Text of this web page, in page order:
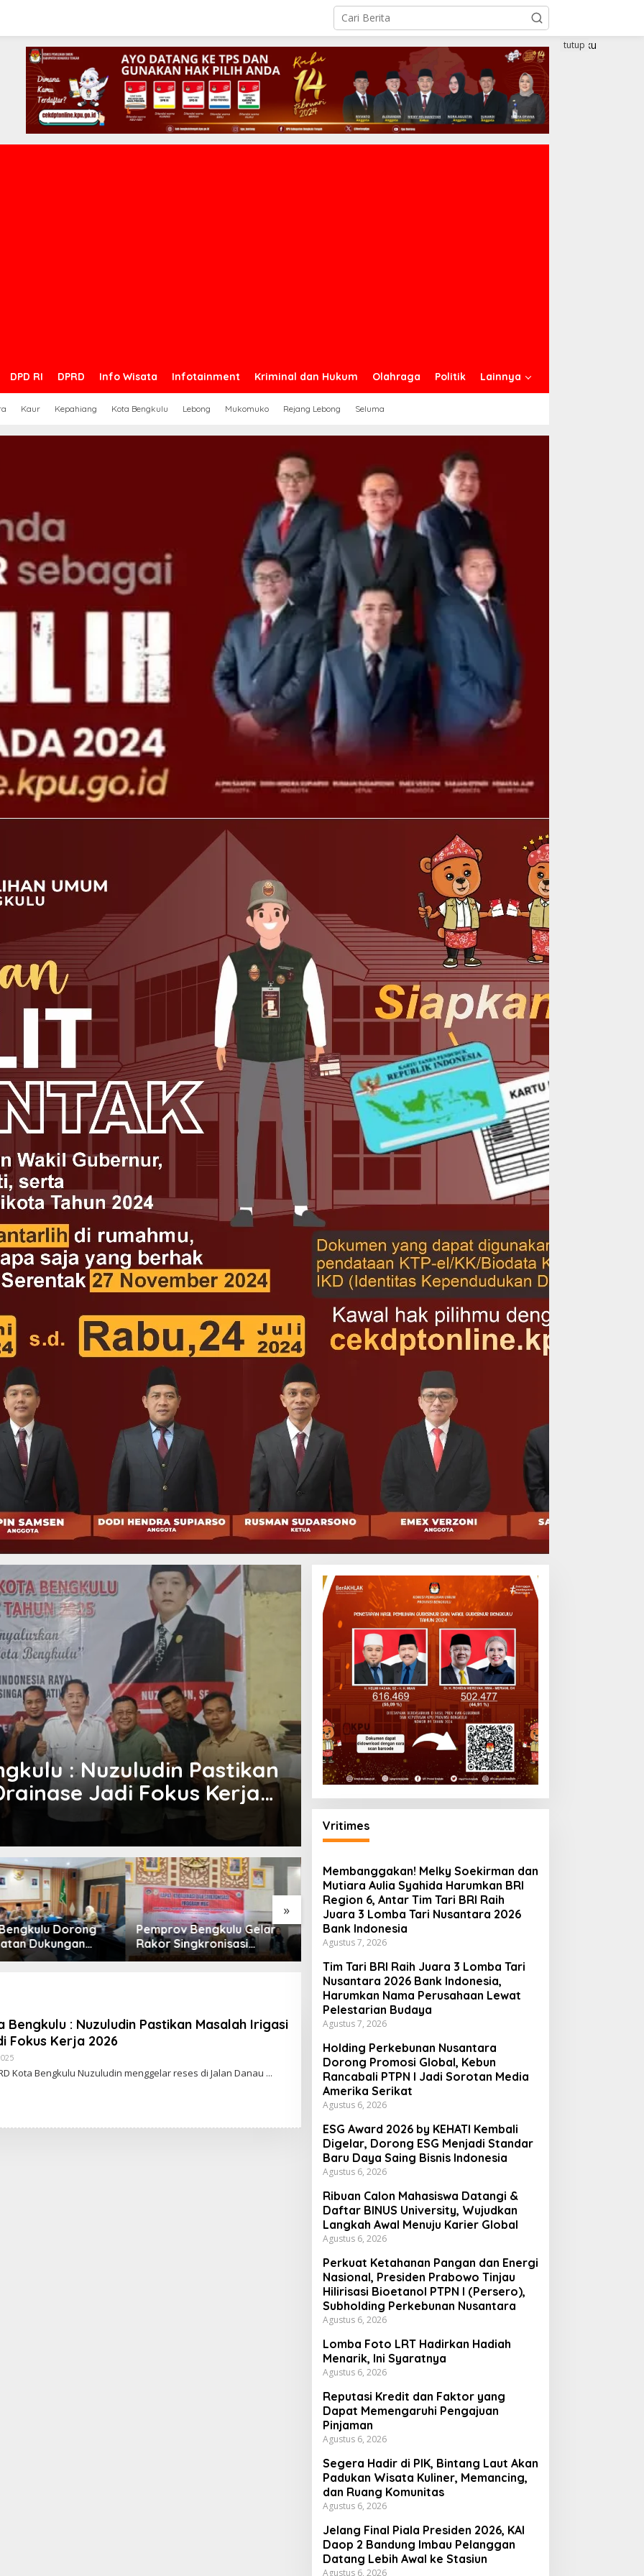
DPD RI DPRD Info Wisata Infotainment Kriminal dan Hukum Olahraga Politik Lainnya
Kaur Kepahiang Kota Bengkulu Lebong Mukomuko Rejang Lebong Seluma
tutup
: Nuzuludin Pastikan
Jadi Fokus Kerja
»
Dorong
Dukungan
untuk
Pemprov Bengkulu Gelar
Rakor Singkronisasi
Program Makan Bergizi
Usai Reses, Rodi Berikan
Beras Satu Karung Untuk
Investasi
Bengkulu : Nuzuludin Pastikan Masalah Irigasi
Fokus Kerja 2026
:
Iwan
Kota Bengkulu Nuzuludin menggelar reses di Jalan Danau
Vritimes
Membanggakan! Melky Soekirman dan
Mutiara Aulia Syahida Harumkan BRI
Region 6, Antar Tim Tari BRI Raih
Juara 3 Lomba Tari Nusantara 2026
Bank Indonesia
Agustus 7, 2026
Tim Tari BRI Raih Juara 3 Lomba Tari
Nusantara 2026 Bank Indonesia,
Harumkan Nama Perusahaan Lewat
Pelestarian Budaya
Agustus 7, 2026
Holding Perkebunan Nusantara
Dorong Promosi Global, Kebun
Rancabali PTPN I Jadi Sorotan Media
Amerika Serikat
Agustus 6, 2026
ESG Award 2026 by KEHATI Kembali
Digelar, Dorong ESG Menjadi Standar
Baru Daya Saing Bisnis Indonesia
Agustus 6, 2026
Ribuan Calon Mahasiswa Datangi &
Daftar BINUS University, Wujudkan
Langkah Awal Menuju Karier Global
Agustus 6, 2026
Perkuat Ketahanan Pangan dan Energi
Nasional, Presiden Prabowo Tinjau
Hilirisasi Bioetanol PTPN I (Persero),
Subholding Perkebunan Nusantara
Agustus 6, 2026
Lomba Foto LRT Hadirkan Hadiah
Menarik, Ini Syaratnya
Agustus 6, 2026
Reputasi Kredit dan Faktor yang
Dapat Memengaruhi Pengajuan
Pinjaman
Agustus 6, 2026
Segera Hadir di PIK, Bintang Laut Akan
Padukan Wisata Kuliner, Memancing,
dan Ruang Komunitas
Agustus 6, 2026
Jelang Final Piala Presiden 2026, KAI
Daop 2 Bandung Imbau Pelanggan
Datang Lebih Awal ke Stasiun
Agustus 6, 2026